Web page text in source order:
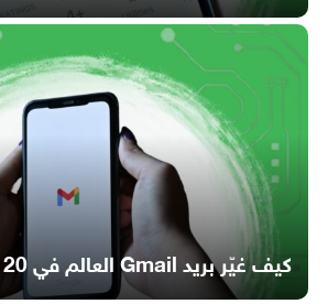
كيف غيّر بريد Gmail العالم في 20 عامًا؟